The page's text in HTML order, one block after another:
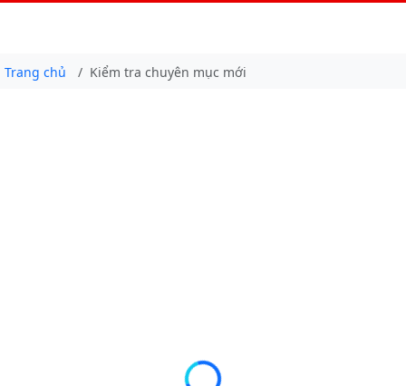
Trang chủ Kiểm tra chuyên mục mới